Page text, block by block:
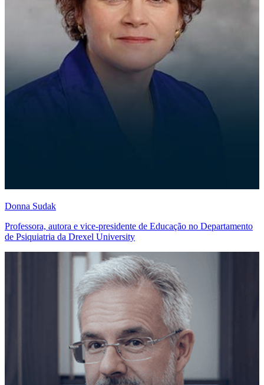
Donna Sudak
Professora, autora e vice-presidente de Educação no Departamento
de Psiquiatria da Drexel University